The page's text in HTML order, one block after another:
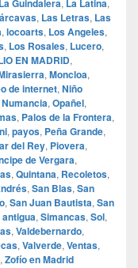
La Guindalera, La Latina,
, Las Letras, Las
, locoarts, Los Angeles,
, Los Rosales, Lucero,
EN MADRID,
, Moncloa,
de internet, Niño
Numancia, Opañel,
, Palos de la Frontera,
, payos, Peña Grande,
del Rey, Piovera,
de Vergara,
, Quintana, Recoletos,
, San Blas, San
, San Juan Bautista, San
, Simancas, Sol,
, Valdebernardo,
, Valverde, Ventas,
, Zofío en Madrid